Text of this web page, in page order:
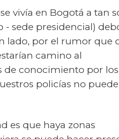
vivía en Bogotá a tan
- sede presidencial)
lado, por el rumor que
camino al
de conocimiento por los
policías no
es que haya zonas